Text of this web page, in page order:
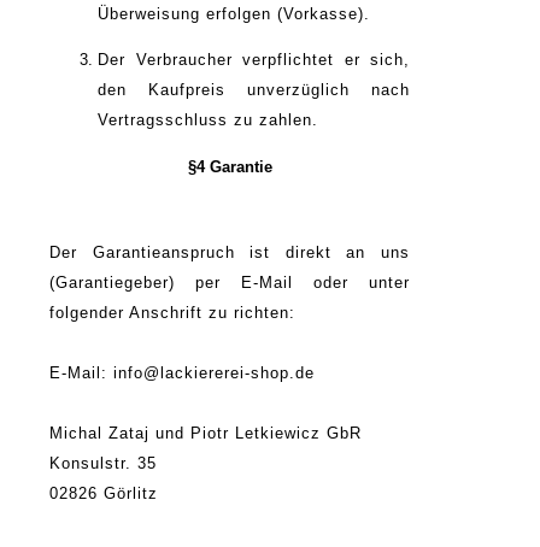
Überweisung erfolgen (Vorkasse).
Der Verbraucher verpflichtet er sich,
den Kaufpreis unverzüglich nach
Vertragsschluss zu zahlen.
§4 Garantie
Der Garantieanspruch ist direkt an uns
(Garantiegeber) per E-Mail oder unter
folgender Anschrift zu richten:
E-Mail: info@lackiererei-shop.de
Michal Zataj und Piotr Letkiewicz GbR
Konsulstr. 35
02826 Görlitz